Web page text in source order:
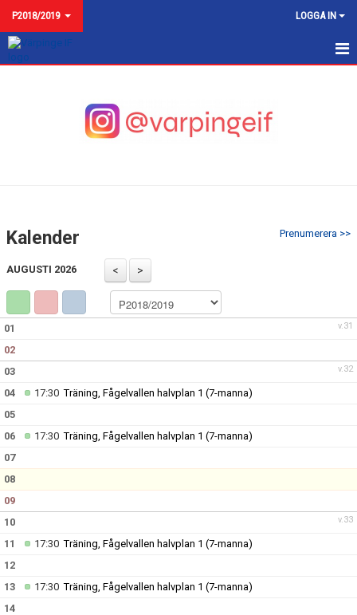
P2018/2019 LOGGA IN
Prenumerera >>
Kalender
AUGUSTI 2026
v.31
01
02
v.32
03
04
17:30Träning, Fågelvallen halvplan 1 (7-manna)
05
06
17:30Träning, Fågelvallen halvplan 1 (7-manna)
07
08
09
v.33
10
11
17:30Träning, Fågelvallen halvplan 1 (7-manna)
12
13
17:30Träning, Fågelvallen halvplan 1 (7-manna)
14